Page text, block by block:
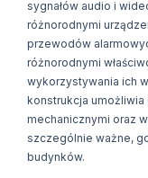
sygnałów audio i
różnorodnymi
przewodów
różnorodnymi
wykorzystywania ich
konstrukcja
mechanicznymi oraz
szczególnie ważne,
budynków.